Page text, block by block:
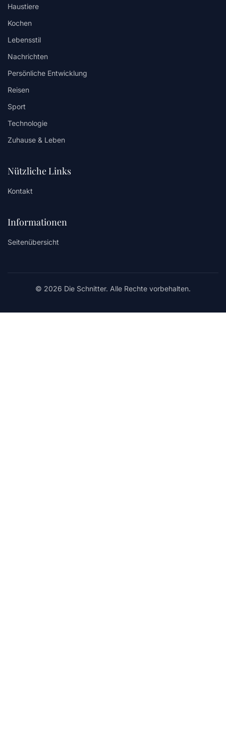
Haustiere
Kochen
Lebensstil
Nachrichten
Persönliche Entwicklung
Reisen
Sport
Technologie
Zuhause & Leben
Nützliche Links
Kontakt
Informationen
Seitenübersicht
© 2026 Die Schnitter. Alle Rechte vorbehalten.